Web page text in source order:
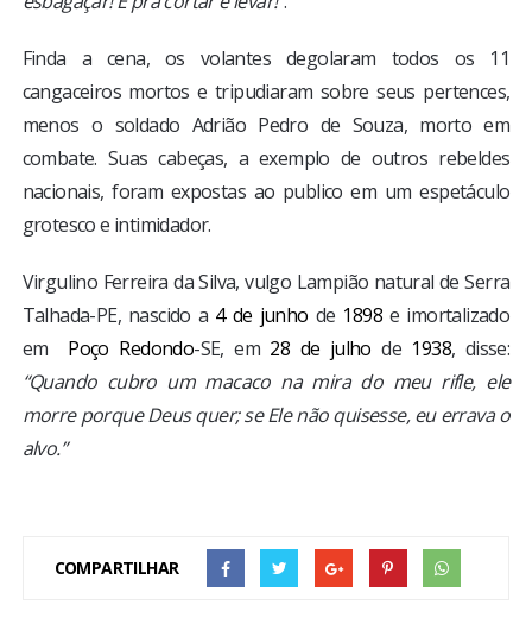
Finda a cena, os volantes degolaram todos os 11
cangaceiros mortos e tripudiaram sobre seus pertences,
menos o soldado Adrião Pedro de Souza, morto em
combate. Suas cabeças, a exemplo de outros rebeldes
nacionais, foram expostas ao publico em um espetáculo
grotesco e intimidador.
Virgulino Ferreira da Silva, vulgo Lampião natural de Serra
Talhada-PE, nascido a 4 de junho de 1898 e imortalizado
em Poço Redondo-SE, em 28 de julho de 1938, disse:
“Quando cubro um macaco na mira do meu rifle, ele
morre porque Deus quer; se Ele não quisesse, eu errava o
alvo.”
COMPARTILHAR